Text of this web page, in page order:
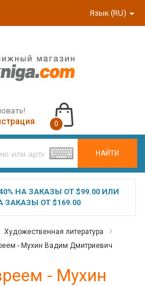
Язык (RU)
НАЙТИ
0
НА ЗАКАЗЫ ОТ $99.00 ИЛИ
ЗАКАЗЫ ОТ $169.00
Художественная литература
- Мухин Вадим Дмитриевич
- Мухин